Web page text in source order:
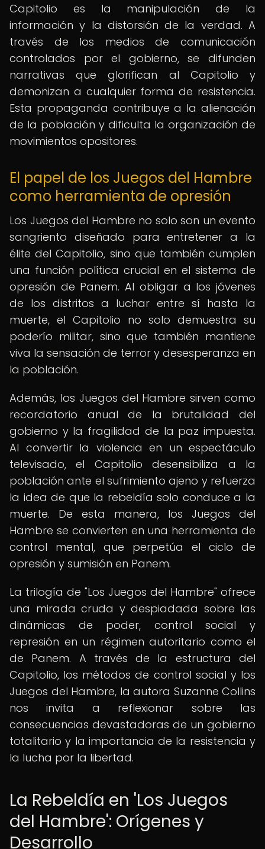
Capitolio es la manipulación de la
información y la distorsión de la verdad. A
través de los medios de comunicación
controlados por el gobierno, se difunden
narrativas que glorifican al Capitolio y
demonizan a cualquier forma de resistencia.
Esta propaganda contribuye a la alienación
de la población y dificulta la organización de
movimientos opositores.
El papel de los Juegos del Hambre
como herramienta de opresión
Los Juegos del Hambre no solo son un evento
sangriento diseñado para entretener a la
élite del Capitolio, sino que también cumplen
una función política crucial en el sistema de
opresión de Panem. Al obligar a los jóvenes
de los distritos a luchar entre sí hasta la
muerte, el Capitolio no solo demuestra su
poderío militar, sino que también mantiene
viva la sensación de terror y desesperanza en
la población.
Además, los Juegos del Hambre sirven como
recordatorio anual de la brutalidad del
gobierno y la fragilidad de la paz impuesta.
Al convertir la violencia en un espectáculo
televisado, el Capitolio desensibiliza a la
población ante el sufrimiento ajeno y refuerza
la idea de que la rebeldía solo conduce a la
muerte. De esta manera, los Juegos del
Hambre se convierten en una herramienta de
control mental, que perpetúa el ciclo de
opresión y sumisión en Panem.
La trilogía de "Los Juegos del Hambre" ofrece
una mirada cruda y despiadada sobre las
dinámicas de poder, control social y
represión en un régimen autoritario como el
de Panem. A través de la estructura del
Capitolio, los métodos de control social y los
Juegos del Hambre, la autora Suzanne Collins
nos invita a reflexionar sobre las
consecuencias devastadoras de un gobierno
totalitario y la importancia de la resistencia y
la lucha por la libertad.
La Rebeldía en 'Los Juegos
del Hambre': Orígenes y
Desarrollo